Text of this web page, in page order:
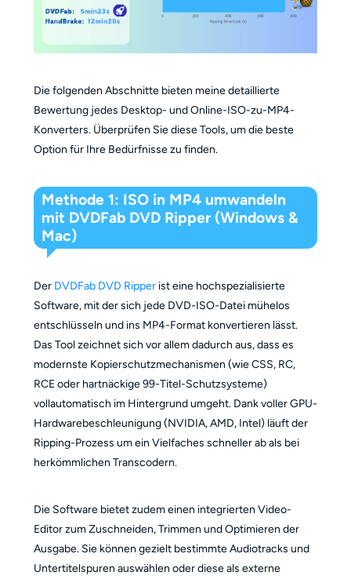
Die folgenden Abschnitte bieten meine detaillierte
Bewertung jedes Desktop- und Online-ISO-zu-MP4-
Konverters. Überprüfen Sie diese Tools, um die beste
Option für Ihre Bedürfnisse zu finden.
Methode 1: ISO in MP4 umwandeln
mit DVDFab DVD Ripper (Windows &
Mac)
Der DVDFab DVD Ripperist eine hochspezialisierte
Software, mit der sich jede DVD-ISO-Datei mühelos
entschlüsseln und ins MP4-Format konvertieren lässt.
Das Tool zeichnet sich vor allem dadurch aus, dass es
modernste Kopierschutzmechanismen (wie CSS, RC,
RCE oder hartnäckige 99-Titel-Schutzsysteme)
vollautomatisch im Hintergrund umgeht. Dank voller GPU-
Hardwarebeschleunigung (NVIDIA, AMD, Intel) läuft der
Ripping-Prozess um ein Vielfaches schneller ab als bei
herkömmlichen Transcodern.
Die Software bietet zudem einen integrierten Video-
Editor zum Zuschneiden, Trimmen und Optimieren der
Ausgabe. Sie können gezielt bestimmte Audiotracks und
Untertitelspuren auswählen oder diese als externe